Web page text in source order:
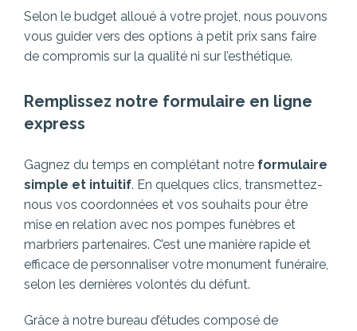
Selon le budget alloué à votre projet, nous pouvons
vous guider vers des options à petit prix sans faire
de compromis sur la qualité ni sur l’esthétique.
Remplissez notre formulaire en ligne
express
Gagnez du temps en complétant notre formulaire
simple et intuitif. En quelques clics, transmettez-
nous vos coordonnées et vos souhaits pour être
mise en relation avec nos pompes funèbres et
marbriers partenaires. C’est une manière rapide et
efficace de personnaliser votre monument funéraire,
selon les dernières volontés du défunt.
Grâce à notre bureau d’études composé de